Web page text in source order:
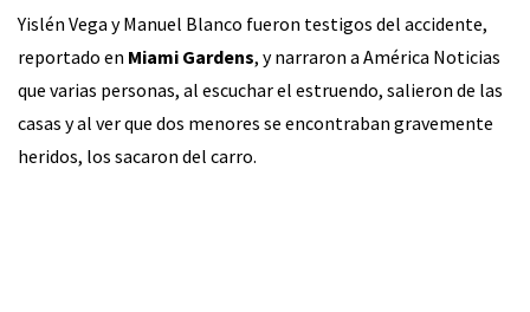
Yislén Vega y Manuel Blanco fueron testigos del accidente,
reportado en Miami Gardens, y narraron a América Noticias
que varias personas, al escuchar el estruendo, salieron de las
casas y al ver que dos menores se encontraban gravemente
heridos, los sacaron del carro.